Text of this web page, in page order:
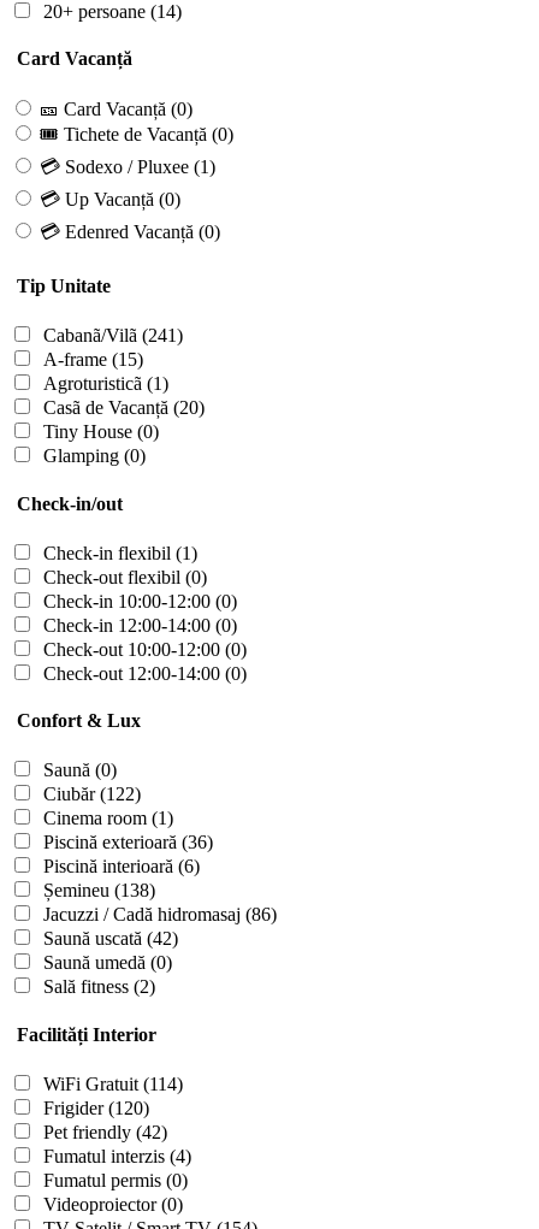
20+ persoane (14)
Card Vacanță
🎫 Card Vacanță (0)
🎟 Tichete de Vacanță (0)
💳 Sodexo / Pluxee (1)
💳 Up Vacanță (0)
💳 Edenred Vacanță (0)
Tip Unitate
Cabanã/Vilã (241)
A-frame (15)
Agroturisticã (1)
Casã de Vacanță (20)
Tiny House (0)
Glamping (0)
Check-in/out
Check-in flexibil (1)
Check-out flexibil (0)
Check-in 10:00-12:00 (0)
Check-in 12:00-14:00 (0)
Check-out 10:00-12:00 (0)
Check-out 12:00-14:00 (0)
Confort & Lux
Saună (0)
Ciubăr(122)
Cinema room (1)
Piscină exterioară (36)
Piscină interioară (6)
Șemineu (138)
Jacuzzi / Cadă hidromasaj (86)
Saună uscată (42)
Saună umedă (0)
Sală fitness (2)
Facilități Interior
WiFi Gratuit (114)
Frigider(120)
Pet friendly (42)
Fumatul interzis (4)
Fumatul permis (0)
Videoproiector(0)